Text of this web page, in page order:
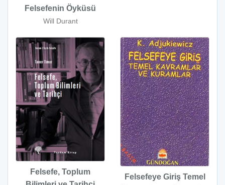
Felsefenin Öyküsü
Will Durant
Felsefe, Toplum
Felsefeye Giriş Temel